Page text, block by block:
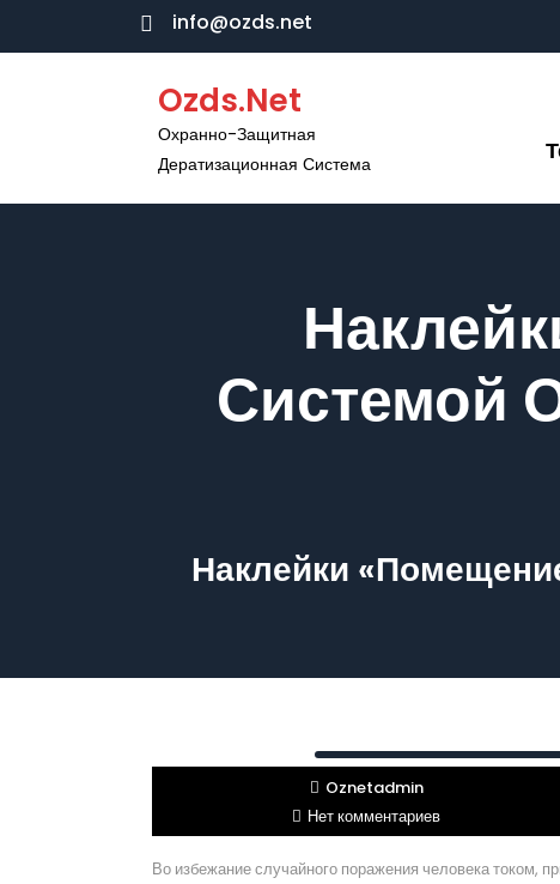
info@ozds.net
Ozds.net
Охранно-Защитная
Дератизационная Система
Системой
Наклейки
Oznetadmin
Нет комментариев
Во избежание случайного поражения человека